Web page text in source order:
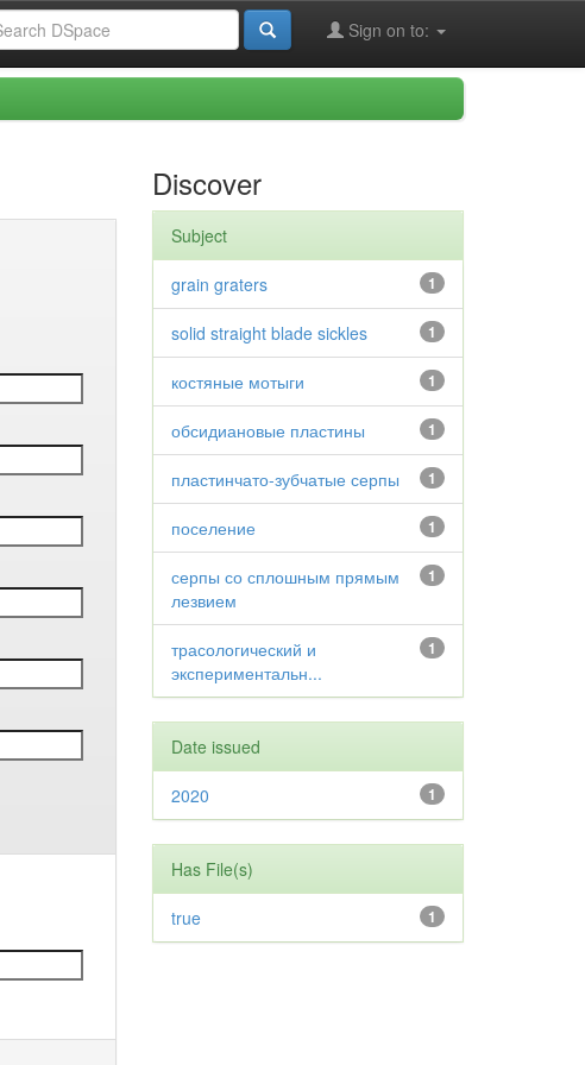
Sign on to:
Discover
Subject
1
grain graters
1
solid straight blade sickles
1
костяные мотыги
1
обсидиановые пластины
1
пластинчато-зубчатые серпы
1
поселение
1
серпы со сплошным прямым
лезвием
1
трасологический и
экспериментальн...
Date issued
1
2020
Has File(s)
1
true